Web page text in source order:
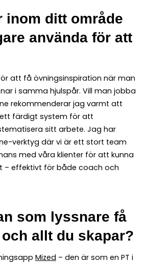
inom ditt område
använda för att
att få övningsinspiration när man
i samma hjulspår. Vill man jobba
rekommenderar jag varmt att
färdigt system för att
sitt arbete. Jag har
verktyg där vi är ett stort team
med våra klienter för att kunna
– effektivt för både coach och
som lyssnare få
allt du skapar?
Mized – den är som en PT i